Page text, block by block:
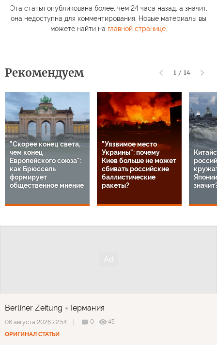
Эта статья опубликована более, чем 24 часа назад, а значит,
она недоступна для комментирования. Новые материалы вы
можете найти на главной странице.
Рекомендуем 1 / 14
"Скорее конец света,
чем конец
Европейского союза":
как Брюссель
формирует
общественное мнение
"Уязвимое место
Украины": почему
Киев больше не может
сбивать российские
баллистические
ракеты?
Berliner Zeitung Германия
06 августа 2026 22:54 0
45
ОРИГИНАЛ СТАТЬИ